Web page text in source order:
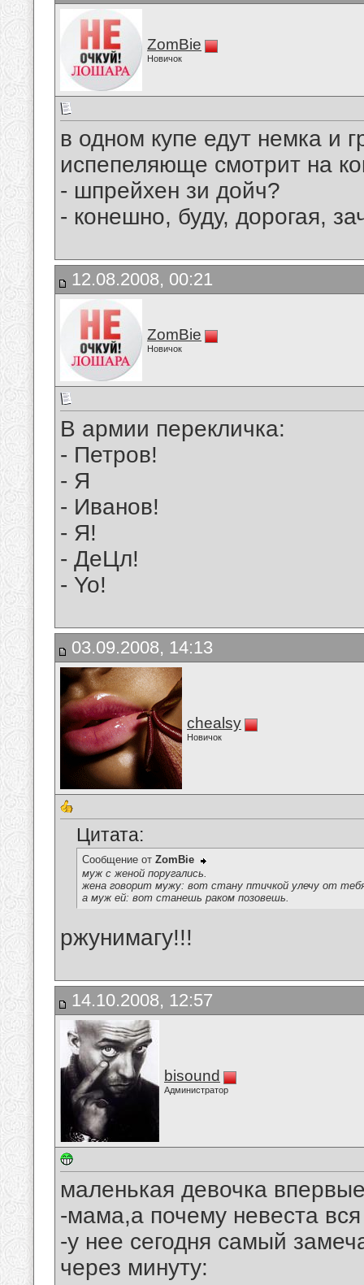
ZomBie
Новичок
в одном купе едут немка и
испепеляюще смотрит на
- шпрейхен зи дойч?
- конешно, буду, дорогая,
12.08.2008, 00:21
ZomBie
Новичок
В армии перекличка:
- Петров!
- Я
- Иванов!
- Я!
- ДеЦл!
- Yo!
03.09.2008, 14:13
chealsy
Новичок
Цитата:
Сообщение от ZomBie
муж с женой поругались.
жена говорит мужу: вот стану птичкой улечу от
а муж ей: вот станешь раком позовешь.
ржунимагу!!!
14.10.2008, 12:57
bisound
Администратор
маленькая девочка
-мама,а почему невеста
-у нее сегодня самый
через минуту: